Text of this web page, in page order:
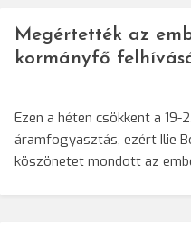
Megértették az
kormányfő
Ezen a héten csökkent a
áramfogyasztás, ezért Ilie
köszönetet mondott az